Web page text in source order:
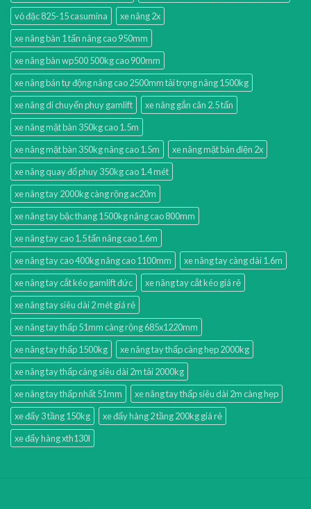
vỏ đặc 825-15 casumina
xe nâng 2x
xe nâng bàn 1 tấn nâng cao 950mm
xe nâng bàn wp500 500kg cao 900mm
xe nâng bán tự động nâng cao 2500mm tải trọng nâng 1500kg
xe nâng di chuyển phuy gamlift
xe nâng gắn cân 2.5 tấn
xe nâng mặt bàn 350kg cao 1.5m
xe nâng mặt bàn 350kg nâng cao 1.5m
xe nâng mặt bàn điện 2x
xe nâng quay đổ phuy 350kg cao 1.4 mét
xe nâng tay 2000kg càng rộng ac20m
xe nâng tay bậc thang 1500kg nâng cao 800mm
xe nâng tay cao 1.5 tấn nâng cao 1.6m
xe nâng tay cao 400kg nâng cao 1100mm
xe nâng tay càng dài 1.6m
xe nâng tay cắt kéo gamlift đức
xe nâng tay cắt kéo giá rẻ
xe nâng tay siêu dài 2 mét giá rẻ
xe nâng tay thấp 51mm càng rộng 685x1220mm
xe nâng tay thấp 1500kg
xe nâng tay thấp càng hẹp 2000kg
xe nâng tay thấp càng siêu dài 2m tải 2000kg
xe nâng tay thấp nhất 51mm
xe nâng tay thấp siêu dài 2m càng hẹp
xe đẩy 3 tầng 150kg
xe đẩy hàng 2 tầng 200kg giá rẻ
xe đẩy hàng xth130l